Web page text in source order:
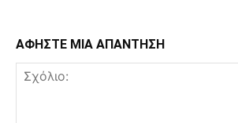
ΑΦΗΣΤΕ ΜΙΑ ΑΠΑΝΤΗΣΗ